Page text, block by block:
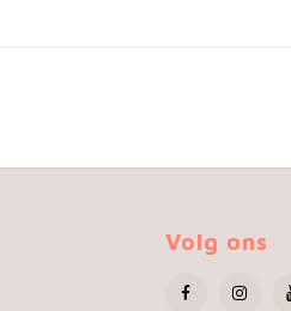
Volg ons